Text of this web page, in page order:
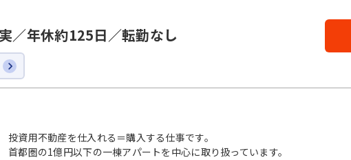
／年休約125日／転勤なし
投資用不動産を仕入れる＝購入する仕事です。
首都圏の1億円以下の一棟アパートを中心に取り扱っています。